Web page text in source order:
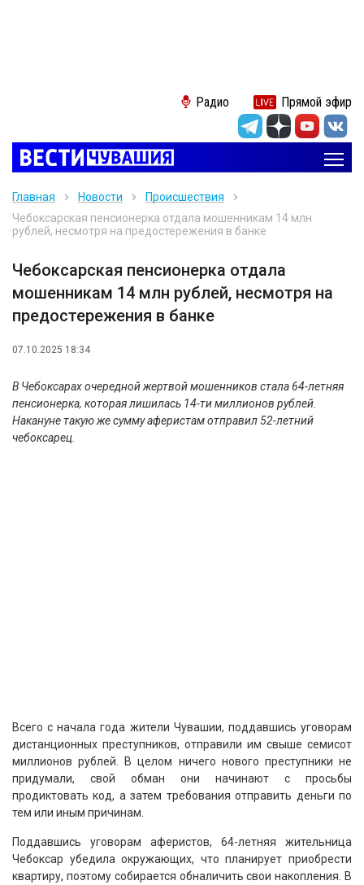
Радио Прямой эфир
Главная Новости
Происшествия
Чебоксарская пенсионерка отдала мошенникам 14 млн
рублей, несмотря на предостережения в банке
Чебоксарская пенсионерка отдала
мошенникам 14 млн рублей, несмотря на
предостережения в банке
07.10.2025 18:34
В Чебоксарах очередной жертвой мошенников стала 64-летняя
пенсионерка, которая лишилась 14-ти миллионов рублей.
Накануне такую же сумму аферистам отправил 52-летний
чебоксарец.
Всего с начала года жители Чувашии, поддавшись уговорам
дистанционных преступников, отправили им свыше семисот
миллионов рублей. В целом ничего нового преступники не
придумали, свой обман они начинают с просьбы
продиктовать код, а затем требования отправить деньги по
тем или иным причинам.
Поддавшись уговорам аферистов, 64-летняя жительница
Чебоксар убедила окружающих, что планирует приобрести
квартиру, поэтому собирается обналичить свои накопления. В